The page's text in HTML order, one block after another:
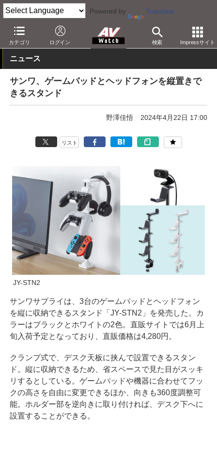
Powered by Translate
カテゴリ ログイン 検索 Impressサイト
AV Watch 製品 AV周辺機器
ニュース
サンワ、ゲームパッドとヘッドフォンを縦置きで
きるスタンド
野澤佳悟 2024年4月22日 17:00
リスト
JY-STN2
サンワサプライは、3台のゲームパッドとヘッドフォン
を縦に収納できるスタンド「JY-STN2」を発売した。カ
ラーはブラックとホワイトの2色。直販サイトでは6月上
旬入荷予定となっており、直販価格は4,280円。
クランプ式で、デスク天板に挟んで設置できるスタン
ド。縦に収納できるため、省スペースで見た目がスッキ
リするとしている。ゲームパッドや機器に合わせてフッ
クの高さを自由に変更できるほか、向きも360度調整可
能。ホルダー部を逆向きに取り付ければ、デスク下へに
設置することができる。